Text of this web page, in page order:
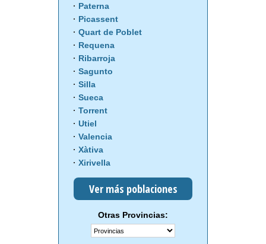
Paterna
Picassent
Quart de Poblet
Requena
Ribarroja
Sagunto
Silla
Sueca
Torrent
Utiel
Valencia
Xàtiva
Xirivella
Ver más poblaciones
Otras Provincias: